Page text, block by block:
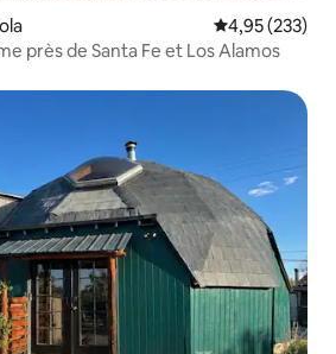
Note
4,95 (233)
près de Santa Fe et Los Alamos